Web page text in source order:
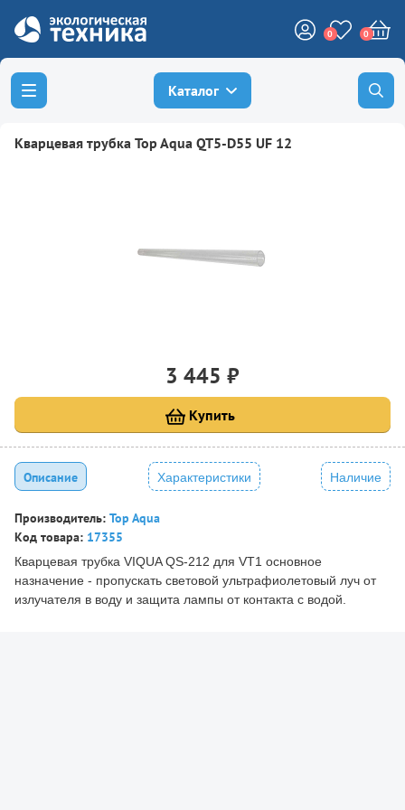
0 0
Каталог
Кварцевая трубка Top Aqua QT5-D55 UF 12
3 445 ₽
Купить
Описание Характеристики Наличие
Производитель: Top Aqua
Код товара: 17355
Кварцевая трубка VIQUA QS-212 для VT1 основное
назначение - пропускать световой ультрафиолетовый луч от
излучателя в воду и защита лампы от контакта с водой.